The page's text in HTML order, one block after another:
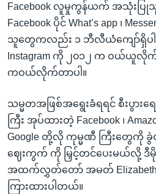
Facebook လူမှုကွန်ယက် အသုံးပ
Facebook ပိုင် What’s app ၊
သူတွေကလည်း ၁ ဘီလီယံကျော်ရှိပါ
Instagram ကို ၂၀၁၂ က ဝယ်ယူလိုက်ပ
ကဝယ်လိုက်တာပါ။
သမ္မတအဖြစ်အရွေးခံရရင် စီးပွား
ကြီး အုပ်ထားတဲ့ Facebook ၊
Google တို့လို ကုမ္မဏီ ကြီးတွေကို
ဈေးကွက် ကို မြှင့်တင်ပေးမယ်လို့ ဒီ
အထက်လွှတ်တော် အမတ် Elizabeth
ကြားထားပါတယ်။